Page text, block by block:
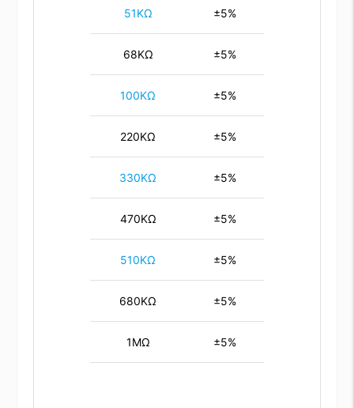
51KΩ ±5%
68KΩ ±5%
100KΩ ±5%
220KΩ ±5%
330KΩ ±5%
470KΩ ±5%
510KΩ ±5%
680KΩ ±5%
1MΩ ±5%